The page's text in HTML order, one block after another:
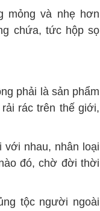
mỏng và nhẹ hơn
chứa, tức hộp sọ
phải là sản phẩm
rác trên thế giới,
với nhau, nhân loại
đó, chờ đời thời
tộc người ngoài